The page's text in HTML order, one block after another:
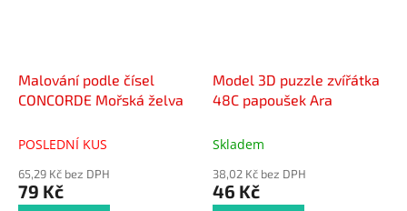
Malování podle čísel
CONCORDE Mořská želva
POSLEDNÍ KUS
65,29 Kč bez DPH
79 Kč
Model 3D puzzle zvířátka
48C papoušek Ara
Skladem
38,02 Kč bez DPH
46 Kč